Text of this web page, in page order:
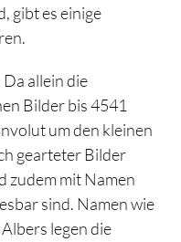
gibt es einige
allein die
Bilder bis 4541
um den kleinen
gearteter Bilder
zudem mit Namen
sind. Namen wie
legen die